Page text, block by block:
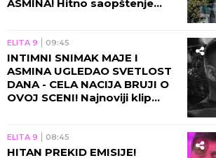
POSTAVILA ŠOK-USLOV ZA
ULAZAK U "ELITU": Neviđena
"bomba" pred novu sezonu,
voditeljka otkrila detalje
pregovora tada!
"ELITI 10", VODITELJ
SAOPŠTIO HITNE VESTI! Evo